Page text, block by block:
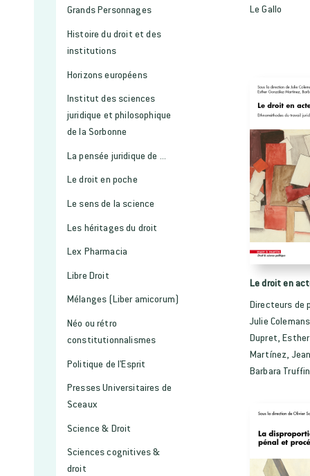
Grands Personnages
Histoire du droit et des
institutions
Horizons européens
Institut des sciences
juridique et philosophique
de la Sorbonne
La pensée juridique de ...
Le droit en poche
Le sens de la science
Les héritages du droit
Lex Pharmacia
Libre Droit
Mélanges (Liber amicorum)
Néo ou rétro
constitutionnalismes
Politique de l'Esprit
Presses Universitaires de
Sceaux
Science & Droit
Sciences cognitives &
droit
Le Gallo
Le droit en
Directeurs de
Julie
Dupret,
Martínez,
Barbara Truffin